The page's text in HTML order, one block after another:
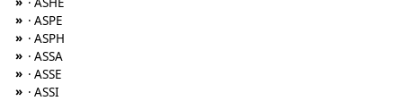
» · ASPE
» · ASPH
» · ASSA
» · ASSE
» · ASSI